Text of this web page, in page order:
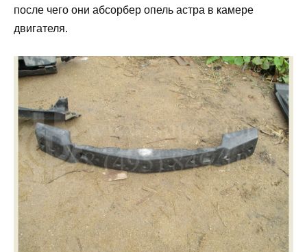
после чего они абсорбер опель астра в камере
двигателя.